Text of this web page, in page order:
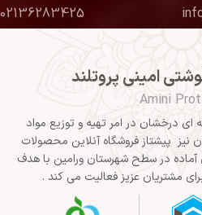
02136283425
امینی پروتلند
Amini
ای درخشان در امر تهیه و توزیع مواد
نیز پیشتاز فروشگاه آنلاین محصولات
در سطح شهرستان ورامین با هدف
مشتریان عزیز فعالیت می کند .